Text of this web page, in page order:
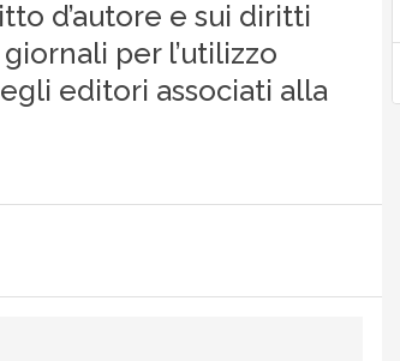
d’autore e sui diritti
per l’utilizzo
editori associati alla